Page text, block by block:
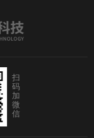
扫
码
加
微
信